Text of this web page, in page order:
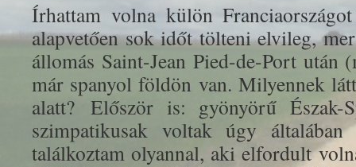
Írhattam volna külön
alapvetően sok időt tölteni elvileg,
állomás Saint-Jean Pied-de-Port után
már spanyol földön van. Milyennek
alatt? Először is: gyönyörű Észak-
szimpatikusak voltak úgy
találkoztam olyannal, aki elfordult